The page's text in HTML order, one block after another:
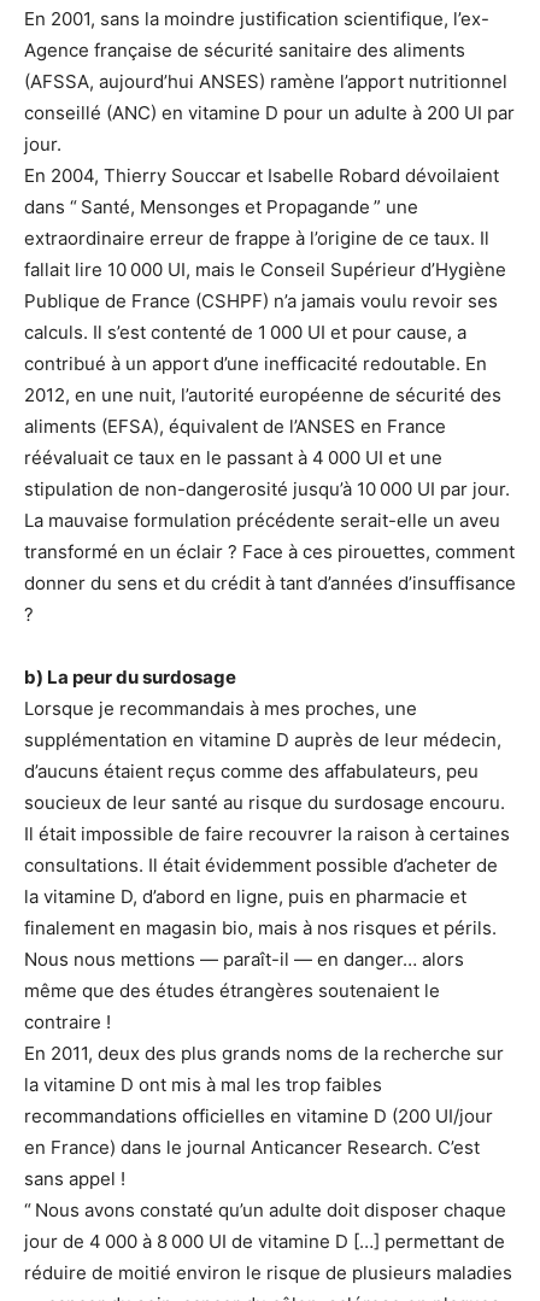
En 2001, sans la moindre justification scientifique, l’ex-
Agence française de sécurité sanitaire des aliments
(AFSSA, aujourd’hui ANSES) ramène l’apport nutritionnel
conseillé (ANC) en vitamine D pour un adulte à 200 UI par
jour.
En 2004, Thierry Souccar et Isabelle Robard dévoilaient
dans “ Santé, Mensonges et Propagande ” une
extraordinaire erreur de frappe à l’origine de ce taux. Il
fallait lire 10 000 UI, mais le Conseil Supérieur d’Hygiène
Publique de France (CSHPF) n’a jamais voulu revoir ses
calculs. Il s’est contenté de 1 000 UI et pour cause, a
contribué à un apport d’une inefficacité redoutable. En
2012, en une nuit, l’autorité européenne de sécurité des
aliments (EFSA), équivalent de l’ANSES en France
réévaluait ce taux en le passant à 4 000 UI et une
stipulation de non-dangerosité jusqu’à 10 000 UI par jour.
La mauvaise formulation précédente serait-elle un aveu
transformé en un éclair ? Face à ces pirouettes, comment
donner du sens et du crédit à tant d’années d’insuffisance
?
b) La peur du surdosage
Lorsque je recommandais à mes proches, une
supplémentation en vitamine D auprès de leur médecin,
d’aucuns étaient reçus comme des affabulateurs, peu
soucieux de leur santé au risque du surdosage encouru.
Il était impossible de faire recouvrer la raison à certaines
consultations. Il était évidemment possible d’acheter de
la vitamine D, d’abord en ligne, puis en pharmacie et
finalement en magasin bio, mais à nos risques et périls.
Nous nous mettions — paraît-il — en danger… alors
même que des études étrangères soutenaient le
contraire !
En 2011, deux des plus grands noms de la recherche sur
la vitamine D ont mis à mal les trop faibles
recommandations officielles en vitamine D (200 UI/jour
en France) dans le journal Anticancer Research. C’est
sans appel !
“ Nous avons constaté qu’un adulte doit disposer chaque
jour de 4 000 à 8 000 UI de vitamine D […] permettant de
réduire de moitié environ le risque de plusieurs maladies